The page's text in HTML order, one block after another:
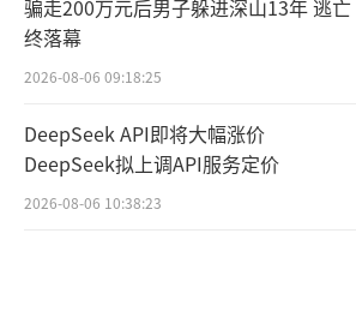
骗走200万元后男子躲进深山13年 逃亡
终落幕
2026-08-06 09:18:25
DeepSeek API即将大幅涨价
DeepSeek拟上调API服务定价
2026-08-06 10:38:23